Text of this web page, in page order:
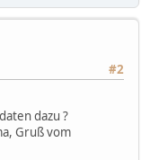
#2
dazu ?
Gruß vom